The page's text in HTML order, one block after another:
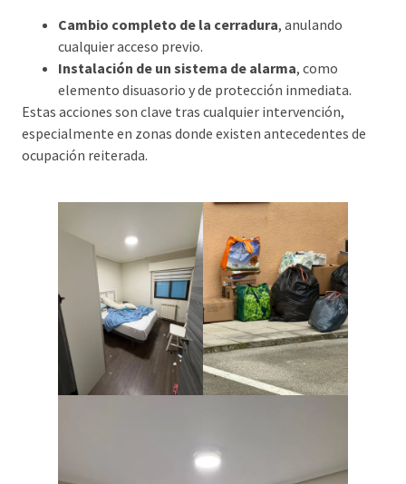
Cambio completo de la cerradura, anulando
cualquier acceso previo.
Instalación de un sistema de alarma, como
elemento disuasorio y de protección inmediata.
Estas acciones son clave tras cualquier intervención,
especialmente en zonas donde existen antecedentes de
ocupación reiterada.